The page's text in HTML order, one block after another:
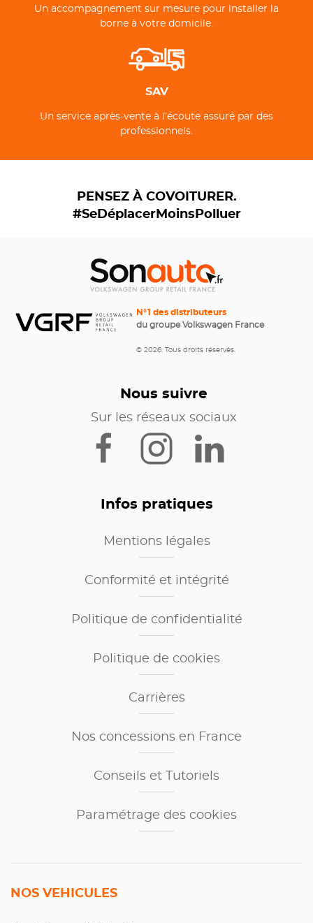
Un accompagnement sur mesure pour installer la
borne à votre domicile.
SAV
Un service après-vente à l’écoute assuré par des
professionnels.
PENSEZ À COVOITURER.
#SeDéplacerMoinsPolluer
N°1 des distributeurs
du groupe Volkswagen France
© 2026. Tous droits réservés.
Nous suivre
Sur les réseaux sociaux
Infos pratiques
Mentions légales
Conformité et intégrité
Politique de confidentialité
Politique de cookies
Carrières
Nos concessions en France
Conseils et Tutoriels
Paramétrage des cookies
NOS VEHICULES